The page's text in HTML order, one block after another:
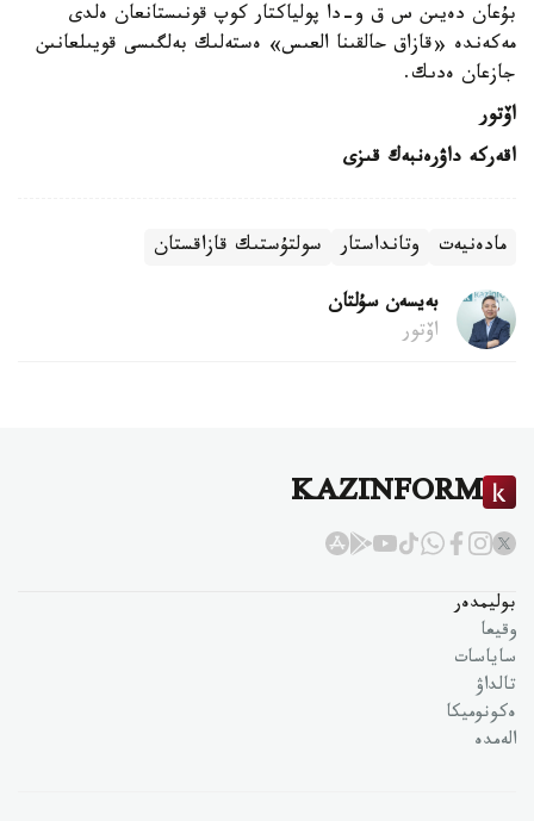
بۇعان دەيىن س ق و-دا پولياكتار كوپ قونىستانعان ەلدى
مەكەندە «قازاق حالقىنا العىس» ەستەلىك بەلگىسى قويىلعانىن
جازعان ەدىك.
اۆتور
اقەركە داۋرەنبەك قىزى
مادەنيەت وتانداستار سولتۇستىك قازاقستان
بەيسەن سۇلتان
اۆتور
KAZINFORM
بوليمدەر
وقيعا
ساياسات
تالداۋ
ەكونوميكا
الەمدە